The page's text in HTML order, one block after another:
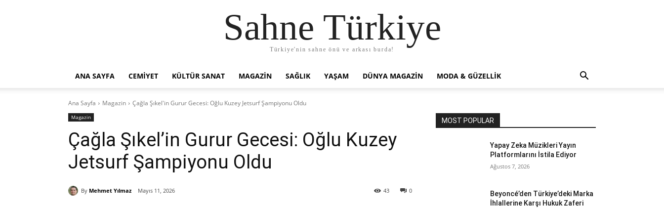
Sahne Türkiye
Türkiye'nin sahne önü ve arkası burda!
ANA SAYFA CEMİYET KÜLTÜR SANAT MAGAZIN SAĞLIK YAŞAM DÜNYA MAGAZİN MODA & GÜZELLİK
Ana Sayfa Magazin Çağla Şıkel'in Gurur Gecesi: Oğlu Kuzey Jetsurf Şampiyonu Oldu
Magazin
Çağla Şıkel’in Gurur Gecesi: Oğlu Kuzey
Jetsurf Şampiyonu Oldu
By Mehmet Yılmaz Mayıs 11, 2026 0
43
MOST POPULAR
Yapay Zeka Müzikleri Yayın
Platformlarını İstila Ediyor
Ağustos 7, 2026
Beyoncé’den Türkiye’deki Marka
İhlallerine Karşı Hukuk Zaferi